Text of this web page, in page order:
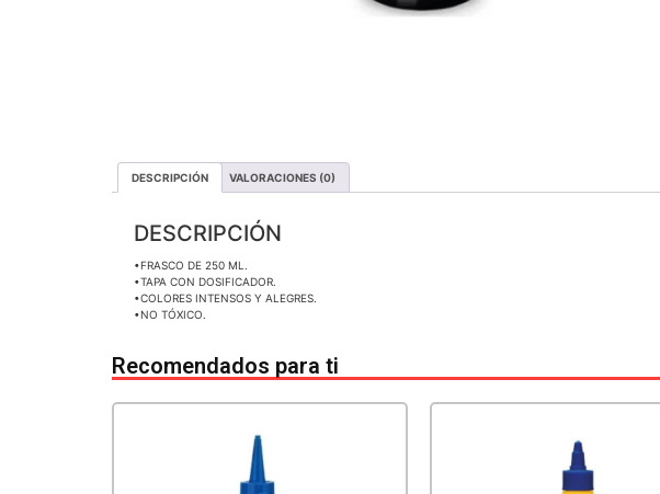
DESCRIPCIÓN VALORACIONES (0)
DESCRIPCIÓN
•FRASCO DE 250 ML.
•TAPA CON DOSIFICADOR.
•COLORES INTENSOS Y ALEGRES.
•NO TÓXICO.
Recomendados para ti